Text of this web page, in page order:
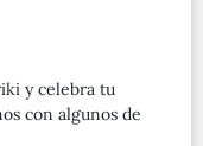
y celebra tu
con algunos de